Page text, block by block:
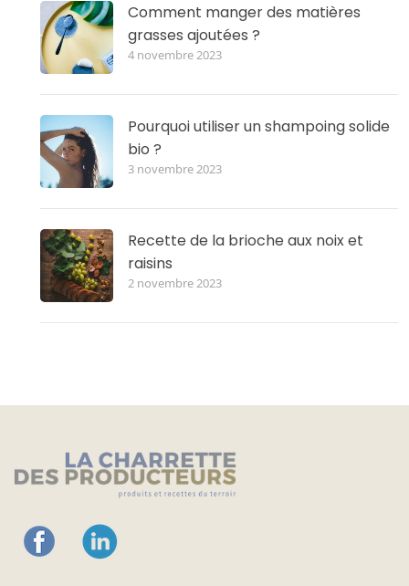
Comment manger des matières
grasses ajoutées ?
4 novembre 2023
Pourquoi utiliser un shampoing solide
bio ?
3 novembre 2023
Recette de la brioche aux noix et
raisins
2 novembre 2023